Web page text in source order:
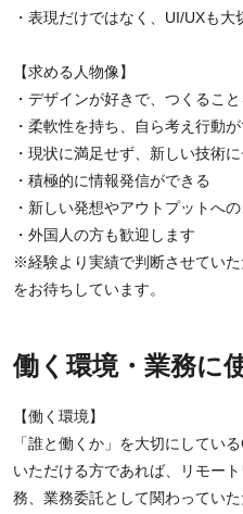
・表現だけではなく、UI/UXも大
【求める人物像】
・デザインが好きで、つくるこ
・柔軟性を持ち、自ら考え行動
・現状に満足せず、新しい技術
・積極的に情報発信ができる
・新しい発想やアウトプットへ
・外国人の方も歓迎します
※経験より実績で判断させてい
をお待ちしています。
働く環境・業務に
【働く環境】
「誰と働くか」を大切にしてい
いただける方であれば、リモー
務、業務委託として関わってい